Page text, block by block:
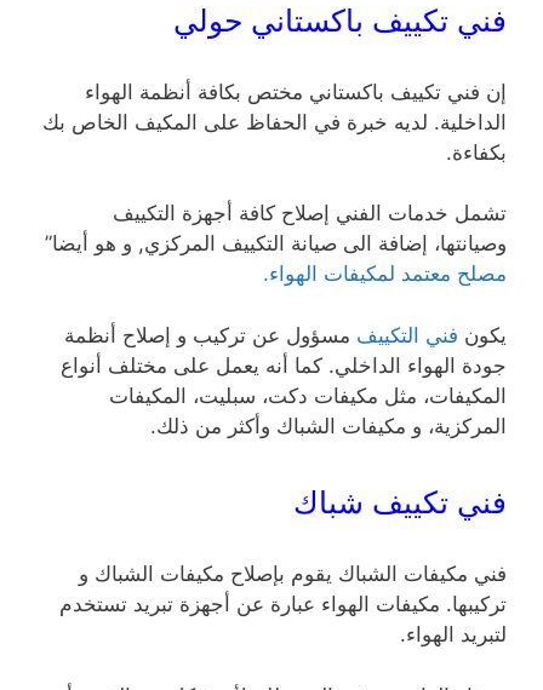
فني تكييف باكستاني حولي
إن فني تكييف باكستاني مختص بكافة أنظمة الهواء
الداخلية. لديه خبرة في الحفاظ على المكيف الخاص بك
بكفاءة.
تشمل خدمات الفني إصلاح كافة أجهزة التكييف
وصيانتها، إضافة الى صيانة التكييف المركزي, و هو أيضا”
مصلح معتمد لمكيفات الهواء.
يكون فني التكييف مسؤول عن تركيب و إصلاح أنظمة
جودة الهواء الداخلي. كما أنه يعمل على مختلف أنواع
المكيفات، مثل مكيفات دكت، سبليت، المكيفات
المركزية، و مكيفات الشباك وأكثر من ذلك.
فني تكييف شباك
فني مكيفات الشباك يقوم بإصلاح مكيفات الشباك و
تركيبها. مكيفات الهواء عبارة عن أجهزة تبريد تستخدم
لتبريد الهواء.